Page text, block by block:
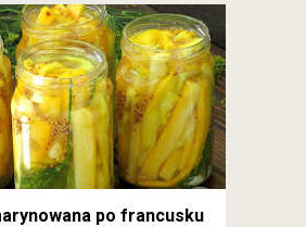
po francusku